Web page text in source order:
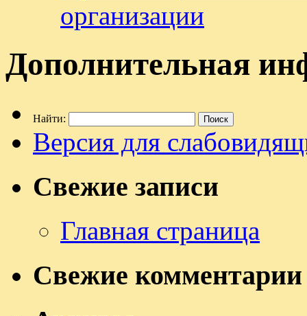
организации
Дополнительная
Найти:
Версия для
Свежие записи
Главная страница
Свежие комментарии